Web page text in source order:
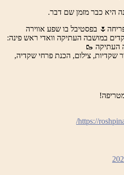
היא כבר מזמן שם דבר.
בפסטיבל בו שפע אווירה
במושבה העתיקה וואדי ראש פינה:
העתיקה 🥾
שקדיות, צילום, הכנת פרחי שקדיה,
https://